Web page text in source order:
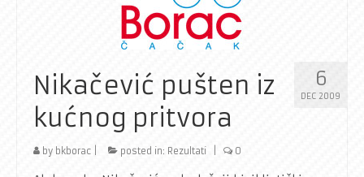
6
DEC 2009
Nikačević pušten iz
kućnog pritvora
by bkborac posted in: Rezultati 0